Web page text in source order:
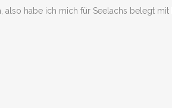
habe ich mich für Seelachs belegt mit